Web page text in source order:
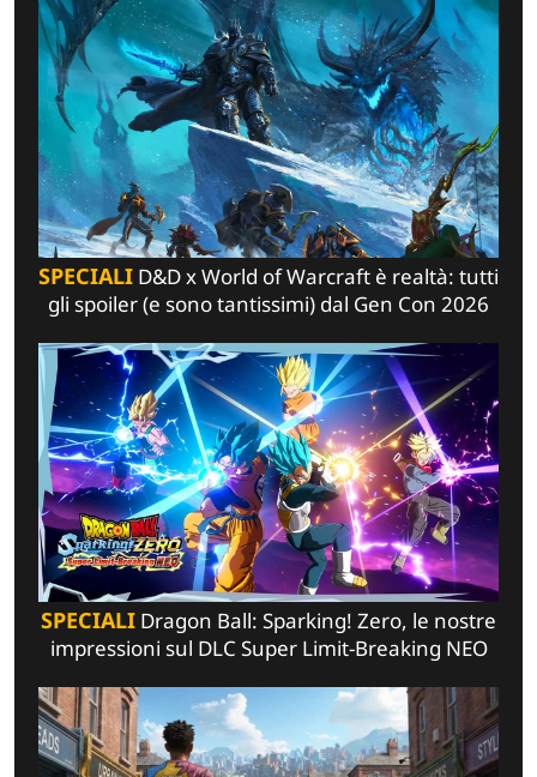
SPECIALI D&D x World of Warcraft è realtà: tutti
gli spoiler (e sono tantissimi) dal Gen Con 2026
SPECIALI Dragon Ball: Sparking! Zero, le nostre
impressioni sul DLC Super Limit-Breaking NEO